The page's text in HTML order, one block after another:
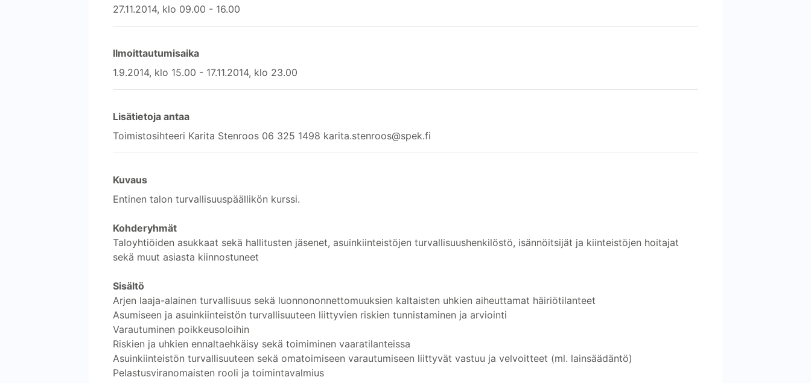
27.11.2014, klo 09.00 - 16.00
Ilmoittautumisaika
1.9.2014, klo 15.00 - 17.11.2014, klo 23.00
Lisätietoja antaa
Toimistosihteeri Karita Stenroos 06 325 1498 karita.stenroos@spek.fi
Kuvaus
Entinen talon turvallisuuspäällikön kurssi.
Kohderyhmät
Taloyhtiöiden asukkaat sekä hallitusten jäsenet, asuinkiinteistöjen turvallisuushenkilöstö, isännöitsijät ja kiinteistöjen hoitajat
sekä muut asiasta kiinnostuneet
Sisältö
Arjen laaja-alainen turvallisuus sekä luonnononnettomuuksien kaltaisten uhkien aiheuttamat häiriötilanteet
Asumiseen ja asuinkiinteistön turvallisuuteen liittyvien riskien tunnistaminen ja arviointi
Varautuminen poikkeusoloihin
Riskien ja uhkien ennaltaehkäisy sekä toimiminen vaaratilanteissa
Asuinkiinteistön turvallisuuteen sekä omatoimiseen varautumiseen liittyvät vastuu ja velvoitteet (ml. lainsäädäntö)
Pelastusviranomaisten rooli ja toimintavalmius